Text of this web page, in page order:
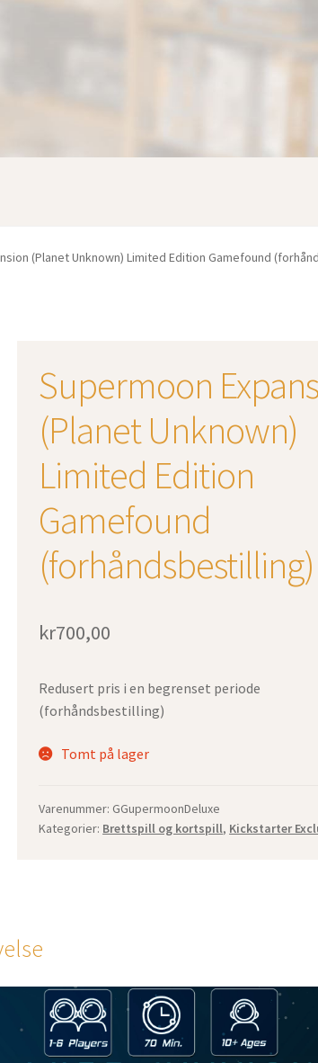
(Planet Unknown) Limited Edition Gamefound
Supermoon
(Planet Unknown)
Limited Edition
Gamefound
(forhåndsbestilling)
kr700,00
Redusert pris i en begrenset periode
(forhåndsbestilling)
Tomt på lager
Varenummer: GGupermoonDeluxe
Kategorier: Brettspill og kortspill, Kickstarter